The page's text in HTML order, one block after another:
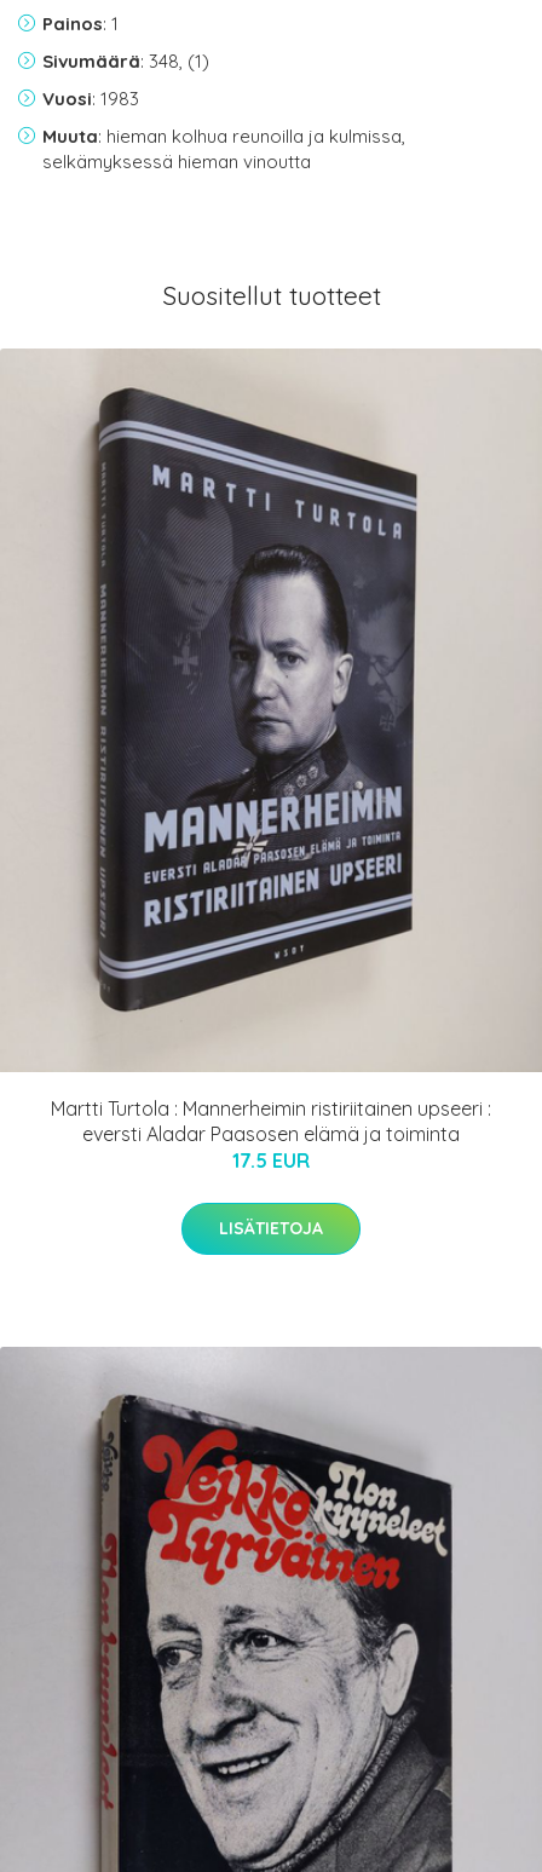
Painos: 1
Sivumäärä: 348, (1)
Vuosi: 1983
Muuta: hieman kolhua reunoilla ja kulmissa,
selkämyksessä hieman vinoutta
Suositellut tuotteet
Martti Turtola : Mannerheimin ristiriitainen upseeri :
eversti Aladar Paasosen elämä ja toiminta
17.5 EUR
LISÄTIETOJA